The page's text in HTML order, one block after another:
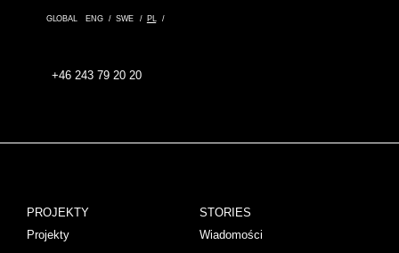
GLOBAL ENG SWE PL
+46 243 79 20 20
PROJEKTY
Projekty
STORIES
Wiadomości